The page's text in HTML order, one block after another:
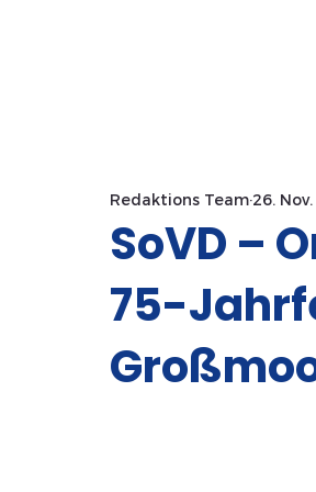
SoVD –
75-
Redaktions Team 26.